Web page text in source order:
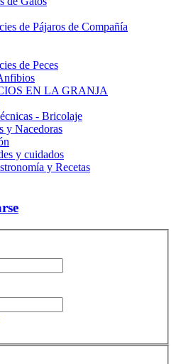
de Pájaros de Compañía
de Peces
EN LA GRANJA
- Bricolaje
y Nacedoras
y cuidados
y Recetas